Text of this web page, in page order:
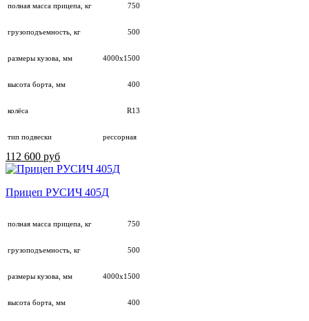
полная масса прицепа, кг 750
грузоподъемность, кг 500
размеры кузова, мм 4000х1500
высота борта, мм 400
колёса R13
тип подвески рессорная
112 600 руб
Прицеп РУСИЧ 405Д
полная масса прицепа, кг 750
грузоподъемность, кг 500
размеры кузова, мм 4000х1500
высота борта, мм 400